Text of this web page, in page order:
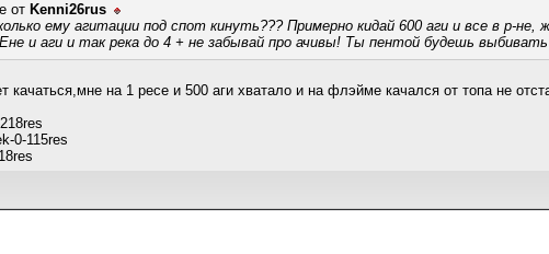
от Kenni26rus
ему агитации под спот кинуть??? Примерно кидай 600 аги и все в р-
и аги и так река до 4 + не забывай про ачивы! Ты пентой будешь
качаться,мне на 1 ресе и 500 аги хватало и на флэйме качался от топа не
0-115res